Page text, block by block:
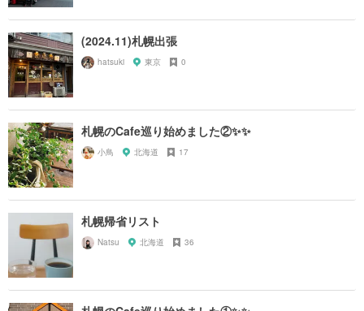
(2024.11)札幌出張
hatsuki 東京 0
札幌のCafe巡り始めました②✨✨
小鳥 北海道 17
札幌帰省リスト
Natsu 北海道 36